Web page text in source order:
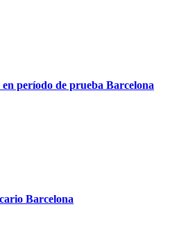
período de prueba Barcelona
Barcelona